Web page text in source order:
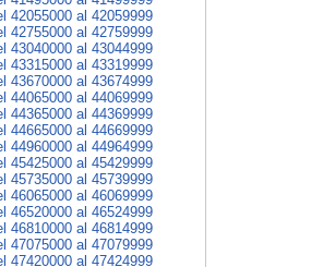
42055000 al 42059999
42755000 al 42759999
43040000 al 43044999
43315000 al 43319999
43670000 al 43674999
44065000 al 44069999
44365000 al 44369999
44665000 al 44669999
44960000 al 44964999
45425000 al 45429999
45735000 al 45739999
46065000 al 46069999
46520000 al 46524999
46810000 al 46814999
47075000 al 47079999
47420000 al 47424999